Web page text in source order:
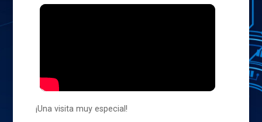
¡Una visita muy especial!